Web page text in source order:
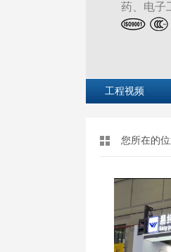
药、电子
工程视频
您所在的位